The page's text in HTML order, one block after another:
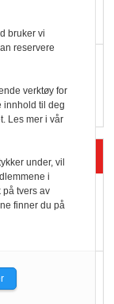
bruker vi
reservere
verktøy for
innhold til deg
Les mer i vår
under, vil
i
på tvers av
finner du på